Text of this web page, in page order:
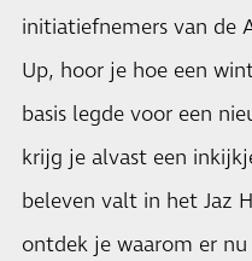
initiatiefnemers van de
Up, hoor je hoe een
basis legde voor een
krijg je alvast een
beleven valt in het Jaz
ontdek je waarom er